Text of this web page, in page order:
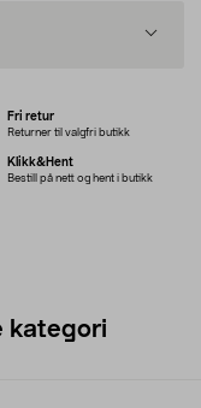
Fri retur
Returner til valgfri butikk
Klikk&Hent
Bestill på nett og hent i butikk
kategori